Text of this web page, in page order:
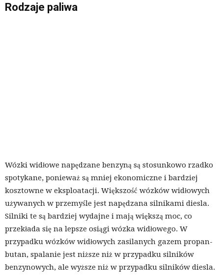
Rodzaje paliwa
Wózki widłowe napędzane benzyną są stosunkowo rzadko
spotykane, ponieważ są mniej ekonomiczne i bardziej
kosztowne w eksploatacji. Większość wózków widłowych
używanych w przemyśle jest napędzana silnikami diesla.
Silniki te są bardziej wydajne i mają większą moc, co
przekłada się na lepsze osiągi wózka widłowego. W
przypadku wózków widłowych zasilanych gazem propan-
butan, spalanie jest niższe niż w przypadku silników
benzynowych, ale wyższe niż w przypadku silników diesla.